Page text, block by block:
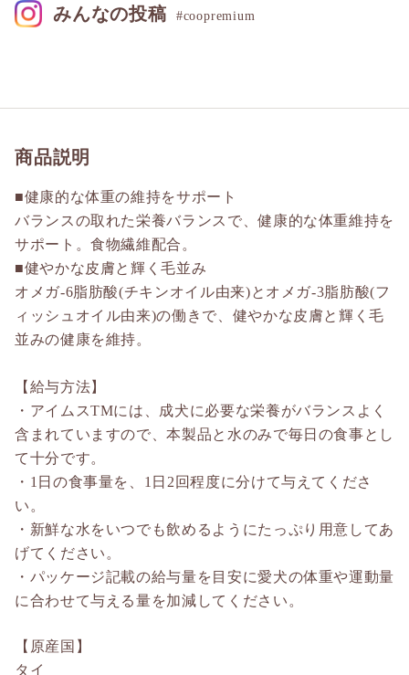
商品説明
■健康的な体重の維持をサポート
バランスの取れた栄養バランスで、健康的な体重維持を
サポート。食物繊維配合。
■健やかな皮膚と輝く毛並み
オメガ-6脂肪酸(チキンオイル由来)とオメガ-3脂肪酸(フ
ィッシュオイル由来)の働きで、健やかな皮膚と輝く毛
並みの健康を維持。
【給与方法】
・アイムスTMには、成犬に必要な栄養がバランスよく
含まれていますので、本製品と水のみで毎日の食事とし
て十分です。
・1日の食事量を、1日2回程度に分けて与えてくださ
い。
・新鮮な水をいつでも飲めるようにたっぷり用意してあ
げてください。
・パッケージ記載の給与量を目安に愛犬の体重や運動量
に合わせて与える量を加減してください。
【原産国】
タイ
みんなの投稿 #coopremium